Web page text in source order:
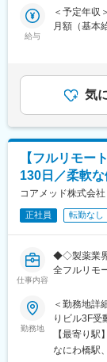
日本から世
人々の生命
２脳動脈
年間10万個
３日本人の
変更の範囲
シェアの拡
・販売目標
践する
韓国セルト
るバイオ医
Top5のバイ
です。
当社は、セ
ミラー＊を
オングルー
を販売して
きながら、
ます。
＊バイオシ
給与
＜予定年収
月額（基本
残業手当＞
には営業手
わらず40時
金はあくま
があります
気
【フルリモー
130日／柔軟
コアメッド株式会社
正社員 転勤なし
仕事内容
◆◇製薬業界
全フルリモ
戦略のコ
■仕事内容：
医薬品開発
各種申請資
勤務地
＜勤務地詳
りビル3F受
【最寄り駅】
なにわ橋駅